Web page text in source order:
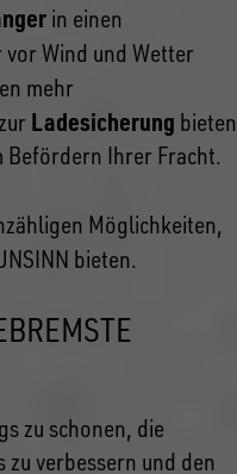
in einen
vor Wind und Wetter
mehr
Ladesicherung bieten
Befördern Ihrer Fracht.
Möglichkeiten,
bieten.
zu schonen, die
zu verbessern und den